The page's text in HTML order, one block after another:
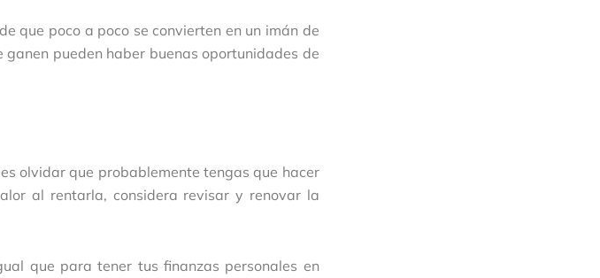
que poco a poco se convierten en un imán de
pueden haber buenas oportunidades de
olvidar que probablemente tengas que hacer
al rentarla, considera revisar y renovar la
que para tener tus finanzas personales en